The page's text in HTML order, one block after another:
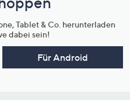
Tablet & Co. herunterladen
dabei sein!
Für Android